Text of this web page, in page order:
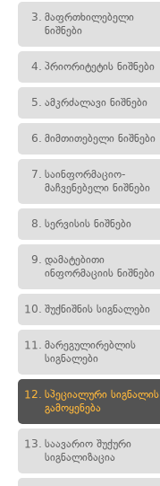
3. მაფრთხილებელი
ნიშნები
4. პრიორიტეტის ნიშნები
5. ამკრძალავი ნიშნები
6. მიმთითებელი ნიშნები
7. საინფორმაციო-
მაჩვენებელი ნიშნები
8. სერვისის ნიშნები
9. დამატებითი
ინფორმაციის ნიშნები
10. შუქნიშნის სიგნალები
11. მარეგულირებლის
სიგნალები
12. სპეციალური სიგნალის
გამოყენება
13. საავარიო შუქური
სიგნალიზაცია